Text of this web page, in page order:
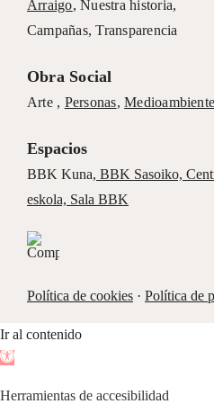
Arraigo,Nuestra historia,
Campañas, Transparencia
Obra Social
Arte , Personas,Medioambiente
Espacios
BBK Kuna, BBK Sasoiko,
eskola, Sala BBK
Política de cookies· Política de
Ir al contenido
Abrir
Herramientas de accesibilidad